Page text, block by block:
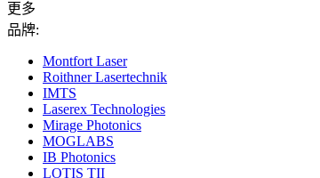
更多
品牌:
Montfort Laser
Roithner Lasertechnik
IMTS
Laserex Technologies
Mirage Photonics
MOGLABS
IB Photonics
LOTIS TII